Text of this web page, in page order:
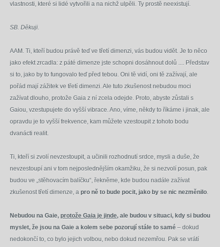
vlastnosti, které si lidé vytvořili a na nichž ulpěli. Ty prostě neexistují.
SB. Děkuji.
AAM. Ti, kteří budou právě teď ve třetí dimenzi, vás budou vidět. Je to něco
jako efekt zrcadla: z páté dimenze jste schopni dosáhnout dolů .... Představ
si to, jako by to fungovalo teď před tebou. Oni tě vidí, oni tě zažívají, ale
pořád mají zážitek ve třetí dimenzi. Ale tuto zkušenost nebudou moci
zažívat dlouho, protože Gaia z ní zcela odejde. Proto, abyste zůstali s
Gaiou, vzestupujete do vyšší vibrace. Ano, víme, někdy to říkáme i jinak, ale
opravdu je to vyšší frekvence, kam můžete vzestoupit z tohoto bodu
dvanácti realit.
Ti, kteří si zvolí nevzestoupit, a učinili rozhodnutí srdce, mysli a duše, že
nevzestoupí ani v tom nejposlednějším okamžiku, že si nezvolí posun, pak
budou ve „stěhovacím balíčku“, řekněme, kde budou nadále zažívat
zkušenost třetí dimenze, a pro ně to bude pocit, jako by se nic nezměnilo.
Nebudou na Gaie, protože Gaia je jinde, ale budou v situaci, kdy si budou
myslet, že jsou na Gaie a kolem sebe pozorují stále to samé – dokud
nedokončí to, co bylo jejich volbou, nebo dokud nezemřou. Pak se vrátí